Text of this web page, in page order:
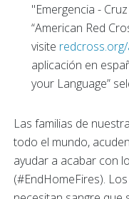
"Emergencia -
“American Red
visite
aplicación en
your Language”
Las familias de
todo el mundo,
ayudar a acabar con
(#EndHomeFires).